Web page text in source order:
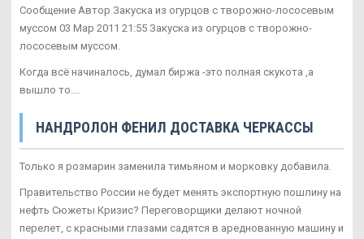
Сообщение Автор Закуска из огурцов с творожно-лососевым
муссом 03 Мар 2011 21:55 Закуска из огурцов с творожно-
лососевым муссом.
Когда всё начиналось, думал биржа -это полная скукота ,а
вышло то....
НАНДРОЛОН ФЕНИЛ ДОСТАВКА ЧЕРКАССЫ
Только я розмарин заменила тимьяном и морковку добавила.
Правительство России не будет менять экспортную пошлину на
нефть Сюжеты Кризис? Переговорщики делают ночной
перелет, с красными глазами садятся в ареднованную машину и